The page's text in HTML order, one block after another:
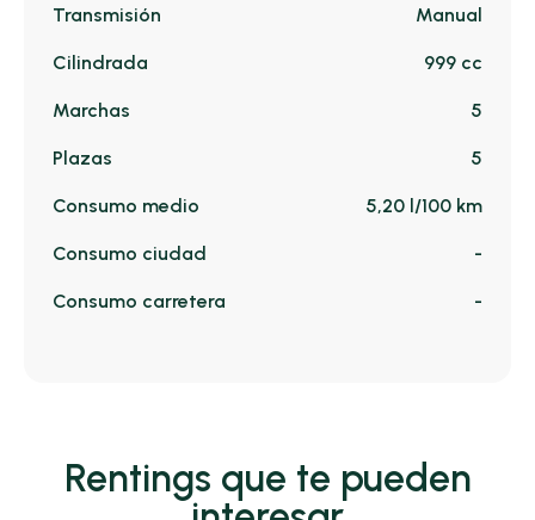
Transmisión Manual
Cilindrada 999 cc
Marchas 5
Plazas 5
Consumo medio 5,20 l/100 km
Consumo ciudad -
Consumo carretera -
Rentings que te pueden